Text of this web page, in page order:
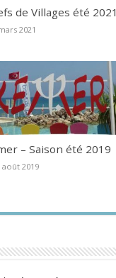
de Villages été 2021
2021
– Saison été 2019
août 2019